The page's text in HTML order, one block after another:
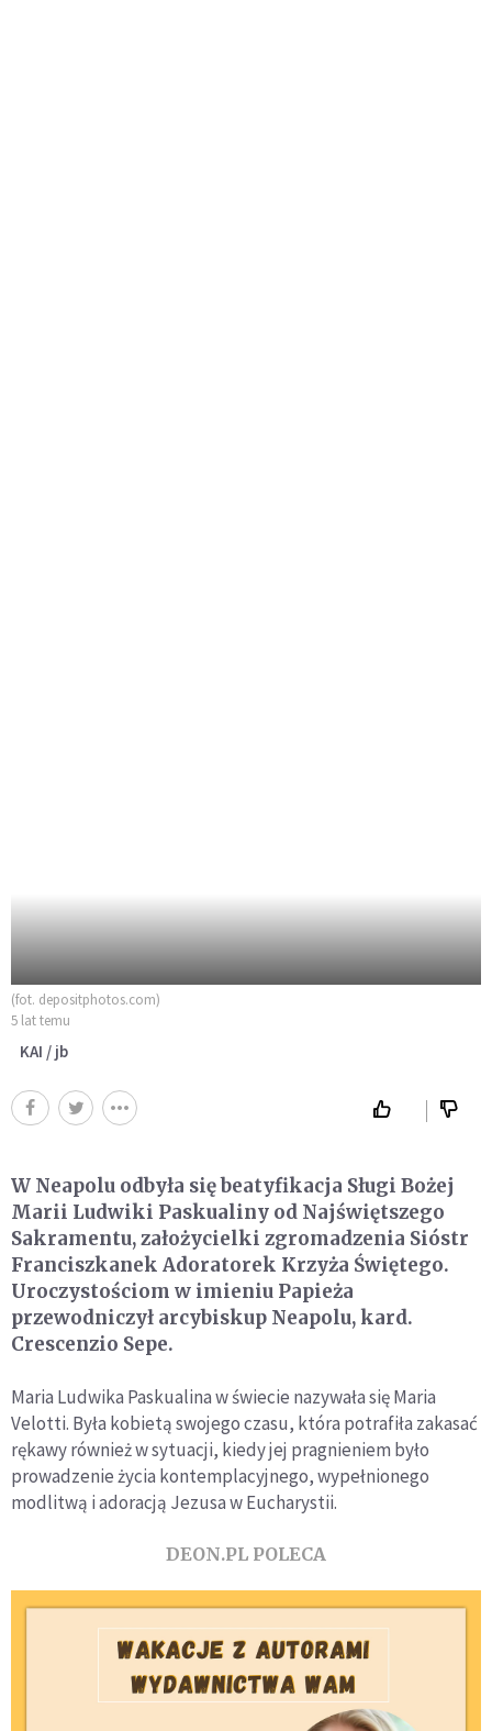
(fot. depositphotos.com)
5 lat temu
KAI / jb
W Neapolu odbyła się beatyfikacja Sługi Bożej
Marii Ludwiki Paskualiny od Najświętszego
Sakramentu, założycielki zgromadzenia Sióstr
Franciszkanek Adoratorek Krzyża Świętego.
Uroczystościom w imieniu Papieża
przewodniczył arcybiskup Neapolu, kard.
Crescenzio Sepe.
Maria Ludwika Paskualina w świecie nazywała się Maria
Velotti. Była kobietą swojego czasu, która potrafiła zakasać
rękawy również w sytuacji, kiedy jej pragnieniem było
prowadzenie życia kontemplacyjnego, wypełnionego
modlitwą i adoracją Jezusa w Eucharystii.
DEON.PL POLECA